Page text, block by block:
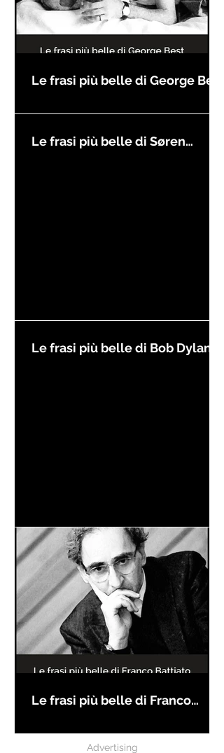
Le frasi più belle di George Best
Le frasi più belle di Søren
Le frasi più belle di Bob Dylan
Le frasi più belle di Franco
Advertising